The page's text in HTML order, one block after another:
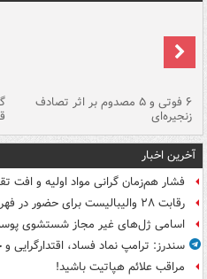
۶ فوتی و ۵ مصدوم بر اثر تصادف
زنجیره‌ای
آخرین اخبار
فشار هم‌زمان گرانی مواد اولیه و افت
رقابت ۲۸ والیبالیست برای حضور در فهرست نهایی تیم ملی
اسامی ژل‌های غیر مجاز شستشوی
سندرز: ترامپ نماد فساد،
مراقب علائم هپاتیت باشید!